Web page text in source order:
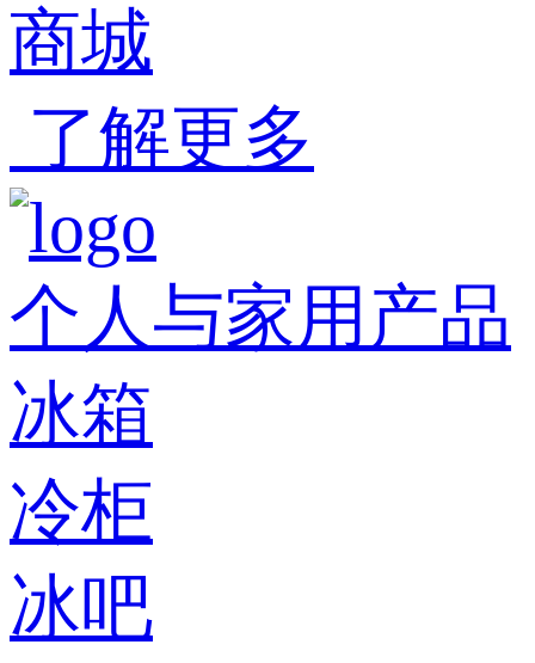
商城
了解更多
个人与家用产品
冰箱
冷柜
冰吧